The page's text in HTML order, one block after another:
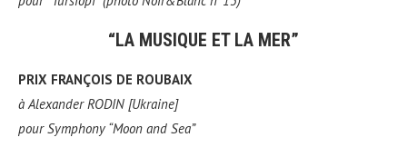
“LA MUSIQUE ET LA MER”
PRIX FRANÇOIS DE ROUBAIX
à Alexander RODIN [Ukraine]
pour Symphony “Moon and Sea”